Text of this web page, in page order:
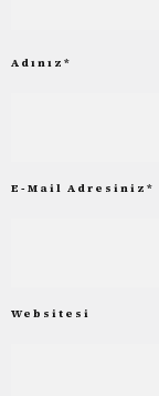
Adınız *
E-Mail Adresiniz *
Websitesi